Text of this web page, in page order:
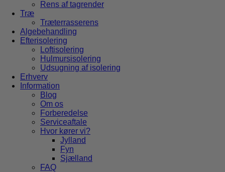
Rens af tagrender
Træ
Træterrasserens
Algebehandling
Efterisolering
Loftisolering
Hulmursisolering
Udsugning af isolering
Erhverv
Information
Blog
Om os
Forberedelse
Serviceaftale
Hvor kører vi?
Jylland
Fyn
Sjælland
FAQ